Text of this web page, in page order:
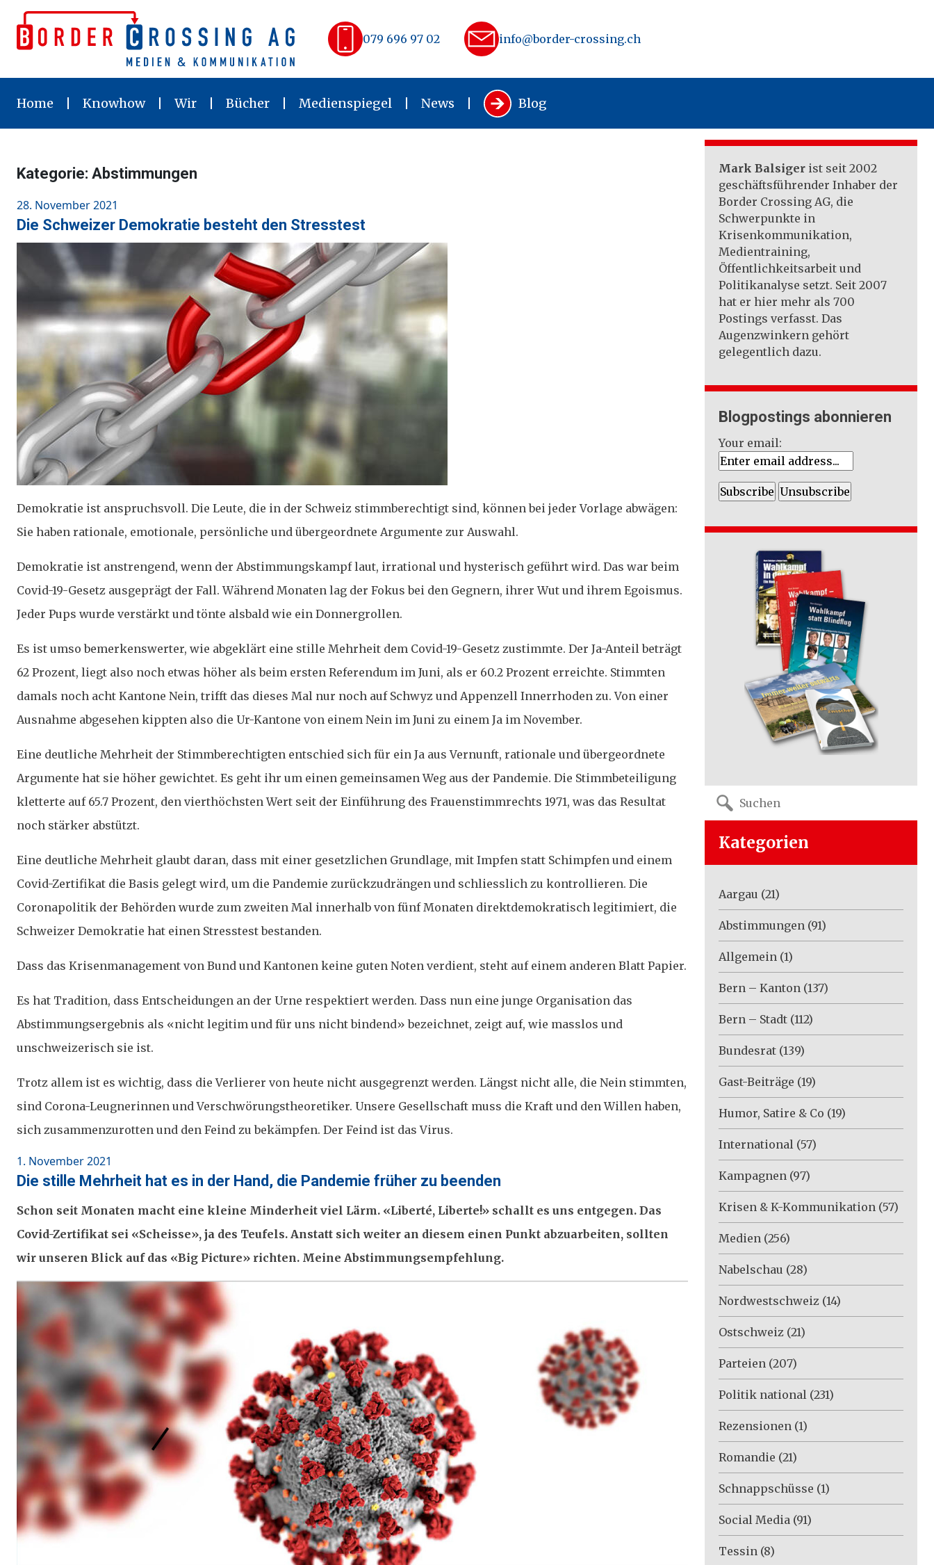
content
079 696 97 02 info@border-crossing.ch
Home Knowhow Wir Bücher Medienspiegel News Blog
Kategorie: Abstimmungen
Posted
on
28. November 2021
Die Schweizer Demokratie besteht den Stresstest
Demokratie ist anspruchsvoll. Die Leute, die in der Schweiz stimmberechtigt sind, können bei jeder Vorlage abwägen:
Sie haben rationale, emotionale, persönliche und übergeordnete Argumente zur Auswahl.
Demokratie ist anstrengend, wenn der Abstimmungskampf laut, irrational und hysterisch geführt wird. Das war beim
Covid-19-Gesetz ausgeprägt der Fall. Während Monaten lag der Fokus bei den Gegnern, ihrer Wut und ihrem Egoismus.
Jeder Pups wurde verstärkt und tönte alsbald wie ein Donnergrollen.
Es ist umso bemerkenswerter, wie abgeklärt eine stille Mehrheit dem Covid-19-Gesetz zustimmte. Der Ja-Anteil beträgt
62 Prozent, liegt also noch etwas höher als beim ersten Referendum im Juni, als er 60.2 Prozent erreichte. Stimmten
damals noch acht Kantone Nein, trifft das dieses Mal nur noch auf Schwyz und Appenzell Innerrhoden zu. Von einer
Ausnahme abgesehen kippten also die Ur-Kantone von einem Nein im Juni zu einem Ja im November.
Eine deutliche Mehrheit der Stimmberechtigten entschied sich für ein Ja aus Vernunft, rationale und übergeordnete
Argumente hat sie höher gewichtet. Es geht ihr um einen gemeinsamen Weg aus der Pandemie. Die Stimmbeteiligung
kletterte auf 65.7 Prozent, den vierthöchsten Wert seit der Einführung des Frauenstimmrechts 1971, was das Resultat
noch stärker abstützt.
Eine deutliche Mehrheit glaubt daran, dass mit einer gesetzlichen Grundlage, mit Impfen statt Schimpfen und einem
Covid-Zertifikat die Basis gelegt wird, um die Pandemie zurückzudrängen und schliesslich zu kontrollieren. Die
Coronapolitik der Behörden wurde zum zweiten Mal innerhalb von fünf Monaten direktdemokratisch legitimiert, die
Schweizer Demokratie hat einen Stresstest bestanden.
Dass das Krisenmanagement von Bund und Kantonen keine guten Noten verdient, steht auf einem anderen Blatt Papier.
Es hat Tradition, dass Entscheidungen an der Urne respektiert werden. Dass nun eine junge Organisation das
Abstimmungsergebnis als «nicht legitim und für uns nicht bindend» bezeichnet, zeigt auf, wie masslos und
unschweizerisch sie ist.
Trotz allem ist es wichtig, dass die Verlierer von heute nicht ausgegrenzt werden. Längst nicht alle, die Nein stimmten,
sind Corona-Leugnerinnen und Verschwörungstheoretiker. Unsere Gesellschaft muss die Kraft und den Willen haben,
sich zusammenzurotten und den Feind zu bekämpfen. Der Feind ist das Virus.
Posted
on
1. November 2021
Die stille Mehrheit hat es in der Hand, die Pandemie früher zu beenden
Schon seit Monaten macht eine kleine Minderheit viel Lärm. «Liberté, Liberte!» schallt es uns entgegen. Das
Covid-Zertifikat sei «Scheisse», ja des Teufels. Anstatt sich weiter an diesem einen Punkt abzuarbeiten, sollten
wir unseren Blick auf das «Big Picture» richten. Meine Abstimmungsempfehlung.
Mark Balsiger ist seit 2002
geschäftsführender Inhaber der
Border Crossing AG, die
Schwerpunkte in
Krisenkommunikation,
Medientraining,
Öffentlichkeitsarbeit und
Politikanalyse setzt. Seit 2007
hat er hier mehr als 700
Postings verfasst. Das
Augenzwinkern gehört
gelegentlich dazu.
Blogpostings abonnieren
Your email:
Search
for:
Kategorien
Aargau (21)
Abstimmungen (91)
Allgemein (1)
Bern – Kanton (137)
Bern – Stadt (112)
Bundesrat (139)
Gast-Beiträge (19)
Humor, Satire & Co (19)
International (57)
Kampagnen (97)
Krisen & K-Kommunikation (57)
Medien (256)
Nabelschau (28)
Nordwestschweiz (14)
Ostschweiz (21)
Parteien (207)
Politik national (231)
Rezensionen (1)
Romandie (21)
Schnappschüsse (1)
Social Media (91)
Tessin (8)